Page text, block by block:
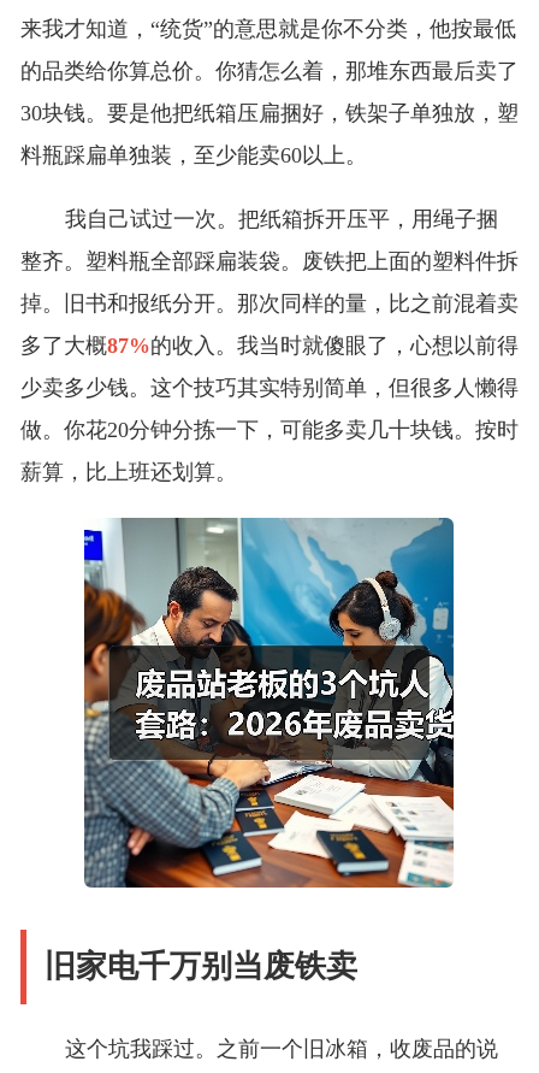
来我才知道，“统货”的意思就是你不分类，他按最低
的品类给你算总价。你猜怎么着，那堆东西最后卖了
30块钱。要是他把纸箱压扁捆好，铁架子单独放，塑
料瓶踩扁单独装，至少能卖60以上。
我自己试过一次。把纸箱拆开压平，用绳子捆
整齐。塑料瓶全部踩扁装袋。废铁把上面的塑料件拆
掉。旧书和报纸分开。那次同样的量，比之前混着卖
多了大概87%的收入。我当时就傻眼了，心想以前得
少卖多少钱。这个技巧其实特别简单，但很多人懒得
做。你花20分钟分拣一下，可能多卖几十块钱。按时
薪算，比上班还划算。
旧家电千万别当废铁卖
这个坑我踩过。之前一个旧冰箱，收废品的说